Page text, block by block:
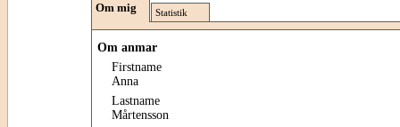
Om mig Statistik
Om anmar
Firstname
Anna
Lastname
Mårtensson